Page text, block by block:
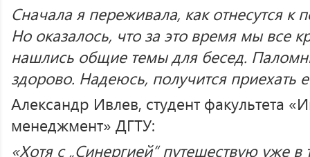
Сначала я переживала, как отнесутся к
Но оказалось, что за это время мы все
нашлись общие темы для бесед.
здорово. Надеюсь, получится приехать
Александр Ивлев, студент факультета
менеджмент» ДГТУ:
«Хотя с „Синергией“ путешествую уже в